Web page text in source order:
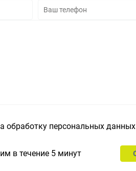
обработку персональных данных
в течение 5 минут